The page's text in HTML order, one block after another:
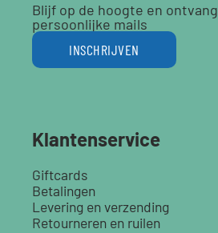
Blijf op de hoogte en ontvang
persoonlijke mails
INSCHRIJVEN
Klantenservice
Giftcards
Betalingen
Levering en verzending
Retourneren en ruilen